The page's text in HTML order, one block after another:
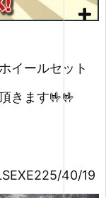
イールセット
きます🤟🤟
40/19